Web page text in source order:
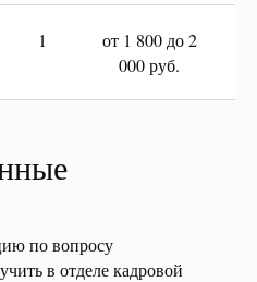
1
от 1 800 до 2
000 руб.
по вопросу
в отделе кадровой